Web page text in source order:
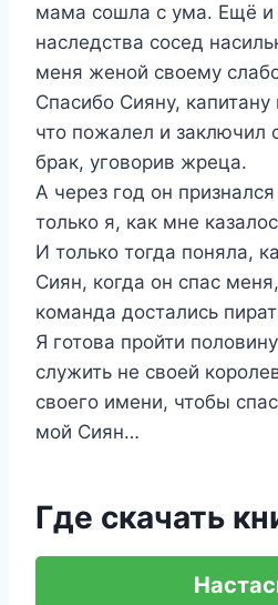
мама сошла с ума. Ещё и
наследства сосед
меня женой своему
Спасибо Сияну,
что пожалел и заключил
брак, уговорив жреца.
А через год он
только я, как мне
И только тогда поняла,
Сиян, когда он спас
команда достались
Я готова пройти
служить не своей
своего имени, чтобы
мой Сиян…
Где скачать